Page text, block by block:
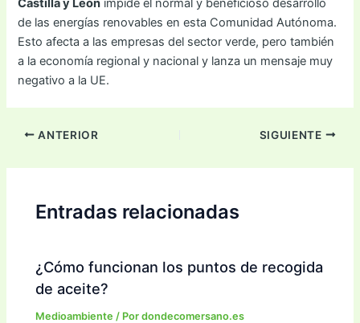
Castilla y León impide el normal y beneficioso desarrollo
de las energías renovables en esta Comunidad Autónoma.
Esto afecta a las empresas del sector verde, pero también
a la economía regional y nacional y lanza un mensaje muy
negativo a la UE.
ANTERIOR SIGUIENTE
Entradas relacionadas
¿Cómo funcionan los puntos de recogida
de aceite?
Medioambiente / Pordondecomersano.es